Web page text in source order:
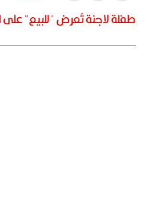
طفلة لاجئة تُعرض "للبيع" على